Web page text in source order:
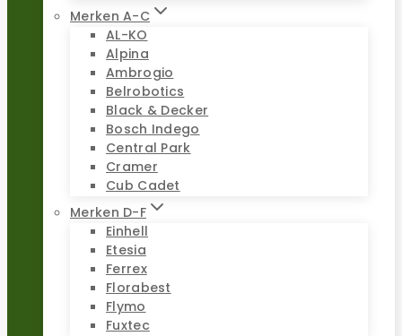
Merken A-C
AL-KO
Alpina
Ambrogio
Belrobotics
Black & Decker
Bosch Indego
Central Park
Cramer
Cub Cadet
Merken D-F
Einhell
Etesia
Ferrex
Florabest
Flymo
Fuxtec